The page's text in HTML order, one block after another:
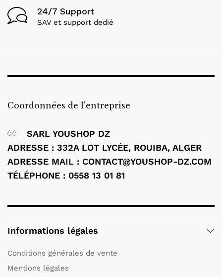
24/7 Support
SAV et support dedié
Coordonnées de l'entreprise
SARL YOUSHOP DZ
ADRESSE : 332A LOT LYCÉE, ROUIBA, ALGER
ADRESSE MAIL : CONTACT@YOUSHOP-DZ.COM
TÉLÉPHONE : 0558 13 01 81
Informations légales
Conditions générales de vente
Mentions légales